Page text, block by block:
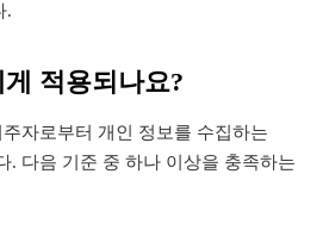
.
적용되나요?
자로부터 개인 정보를 수집하는
. 다음 기준 중 하나 이상을 충족하는